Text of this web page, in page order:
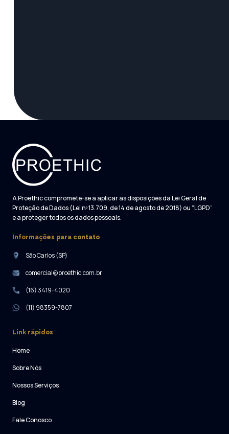
A Proethic compromete-se a aplicar as disposições da Lei Geral de
Proteção de Dados (Lei nº 13.709, de 14 de agosto de 2018) ou “LGPD”
e a proteger todos os dados pessoais.
Informações para contato
São Carlos (SP)
comercial@proethic.com.br
(16) 3419-4020
(11) 98359-7807
Link rápidos
Home
Sobre Nós
Nossos Serviços
Blog
Fale Conosco